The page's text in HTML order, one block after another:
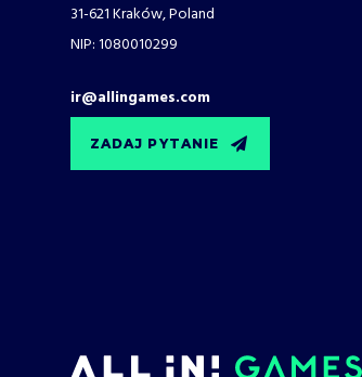
31-621 Kraków, Poland
NIP: 1080010299
ir@allingames.com
ZADAJ PYTANIE